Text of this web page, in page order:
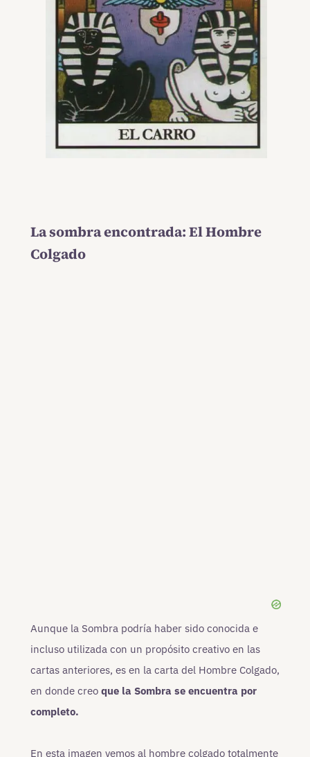
La sombra encontrada: El Hombre
Colgado
Aunque la Sombra podría haber sido conocida e
incluso utilizada con un propósito creativo en las
cartas anteriores, es en la carta del Hombre Colgado,
en donde creo que la Sombra se encuentra por
completo.
En esta imagen vemos al hombre colgado totalmente